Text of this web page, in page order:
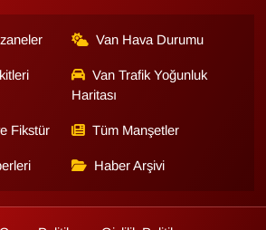
Van Hava Durumu
Van Trafik Yoğunluk
Haritası
Fikstür Tüm Manşetler
Haber Arşivi